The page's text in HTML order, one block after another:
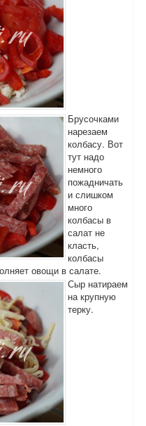
Брусочками
нарезаем
колбасу. Вот
тут надо
немного
пожадничать
и слишком
много
колбасы в
салат не
класть,
колбасы
овощи в салате.
Сыр натираем
на крупную
терку.